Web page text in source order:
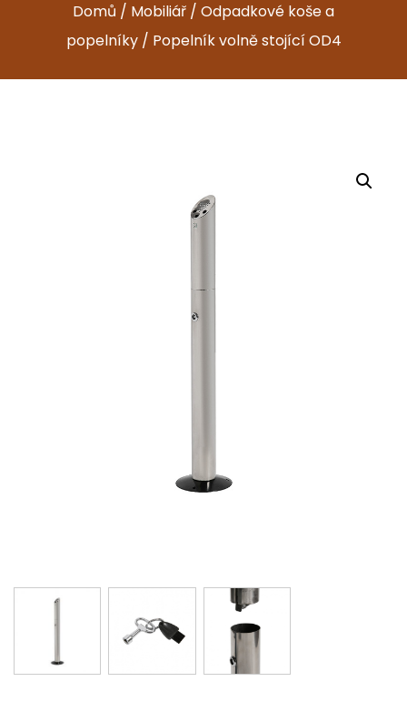
Domů / Mobiliář / Odpadkové koše a
popelníky/ Popelník volně stojící OD4